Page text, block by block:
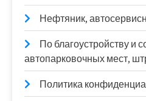
Нефтяник,
По благоустройству и
автопарковочных мест,
Политика